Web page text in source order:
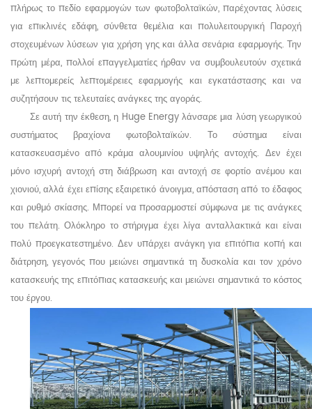
πλήρως το πεδίο εφαρμογών των φωτοβολταϊκών, παρέχοντας λύσεις
για επικλινές εδάφη, σύνθετα θεμέλια και πολυλειτουργική Παροχή
στοχευμένων λύσεων για χρήση γης και άλλα σενάρια εφαρμογής. Την
πρώτη μέρα, πολλοί επαγγελματίες ήρθαν να συμβουλευτούν σχετικά
με λεπτομερείς λεπτομέρειες εφαρμογής και εγκατάστασης και να
συζητήσουν τις τελευταίες ανάγκες της αγοράς.
Σε αυτή την έκθεση, η Huge Energy λάνσαρε μια λύση γεωργικού
συστήματος βραχίονα φωτοβολταϊκών. Το σύστημα είναι
κατασκευασμένο από κράμα αλουμινίου υψηλής αντοχής. Δεν έχει
μόνο ισχυρή αντοχή στη διάβρωση και αντοχή σε φορτίο ανέμου και
χιονιού, αλλά έχει επίσης εξαιρετικό άνοιγμα, απόσταση από το έδαφος
και ρυθμό σκίασης. Μπορεί να προσαρμοστεί σύμφωνα με τις ανάγκες
του πελάτη. Ολόκληρο το στήριγμα έχει λίγα ανταλλακτικά και είναι
πολύ προεγκατεστημένο. Δεν υπάρχει ανάγκη για επιτόπια κοπή και
διάτρηση, γεγονός που μειώνει σημαντικά τη δυσκολία και τον χρόνο
κατασκευής της επιτόπιας κατασκευής και μειώνει σημαντικά το κόστος
του έργου.